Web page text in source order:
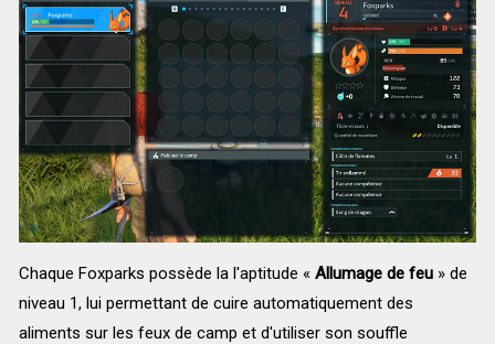
Chaque Foxparks possède la l'aptitude « Allumage de feu» de
niveau 1, lui permettant de cuire automatiquement des
aliments sur les feux de camp et d'utiliser son souffle